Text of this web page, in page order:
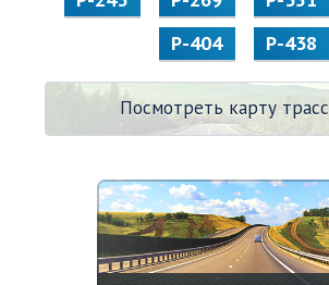
Р-404
Р-438
Посмотреть карту трасс